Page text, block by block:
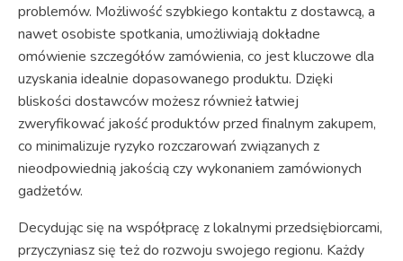
problemów. Możliwość szybkiego kontaktu z dostawcą, a
nawet osobiste spotkania, umożliwiają dokładne
omówienie szczegółów zamówienia, co jest kluczowe dla
uzyskania idealnie dopasowanego produktu. Dzięki
bliskości dostawców możesz również łatwiej
zweryfikować jakość produktów przed finalnym zakupem,
co minimalizuje ryzyko rozczarowań związanych z
nieodpowiednią jakością czy wykonaniem zamówionych
gadżetów.
Decydując się na współpracę z lokalnymi przedsiębiorcami,
przyczyniasz się też do rozwoju swojego regionu. Każdy